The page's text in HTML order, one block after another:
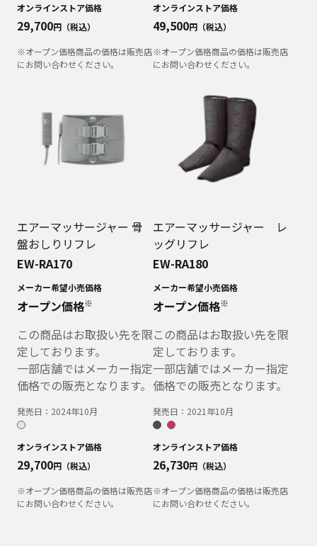
オンラインストア価格
29,700円（税込）
※オープン価格商品の価格は販売店
にお問い合わせください。
オンラインストア価格
49,500円（税込）
※オープン価格商品の価格は販売店
にお問い合わせください。
エアーマッサージャー 骨
盤おしりリフレ
EW-RA170
メーカー希望小売価格
オープン価格※
この商品はお取扱い先を限
定しております。
一部店舗ではメーカー指定
価格での販売となります。
発売日： 2024年10月
オンラインストア価格
29,700円（税込）
※オープン価格商品の価格は販売店
にお問い合わせください。
エアーマッサージャー レ
ッグリフレ
EW-RA180
メーカー希望小売価格
オープン価格※
この商品はお取扱い先を限
定しております。
一部店舗ではメーカー指定
価格での販売となります。
発売日： 2021年10月
オンラインストア価格
26,730円（税込）
※オープン価格商品の価格は販売店
にお問い合わせください。